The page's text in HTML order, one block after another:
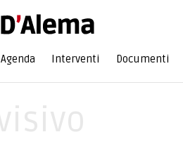
Agenda Interventi Documenti